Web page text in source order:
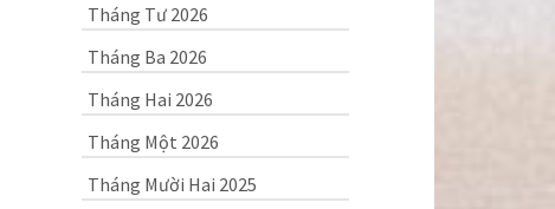
Tháng Tư 2026
Tháng Ba 2026
Tháng Hai 2026
Tháng Một 2026
Tháng Mười Hai 2025